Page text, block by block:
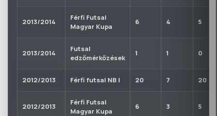
2013/2014
Férfi Futsal
Magyar Kupa
6 4 5
2013/2014
Futsal
edzőmérkőzések
1 1 0
2012/2013 Férfi futsal NB I 20 7 20
2012/2013
Férfi Futsal
Magyar Kupa
6 3 5